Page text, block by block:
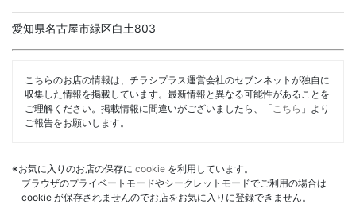
愛知県名古屋市緑区白土803
こちらのお店の情報は、チラシプラス運営会社のセブンネットが独自に
収集した情報を掲載しています。最新情報と異なる可能性があることを
ご理解ください。掲載情報に間違いがございましたら、「 こちら 」より
ご報告をお願いします。
※お気に入りのお店の保存に cookie を利用しています。
ブラウザのプライベートモードやシークレットモードでご利用の場合は
cookie が保存されませんのでお店をお気に入りに登録できません。